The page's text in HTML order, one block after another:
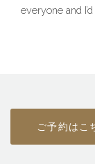
everyone and
ご予約は